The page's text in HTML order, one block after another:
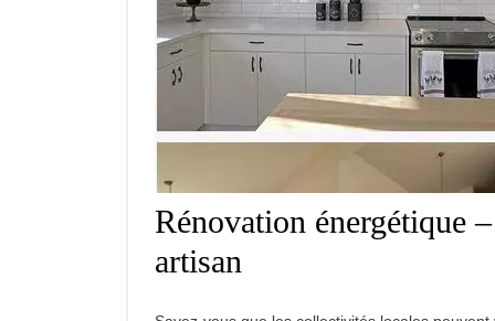
Rénovation énergétique
artisan